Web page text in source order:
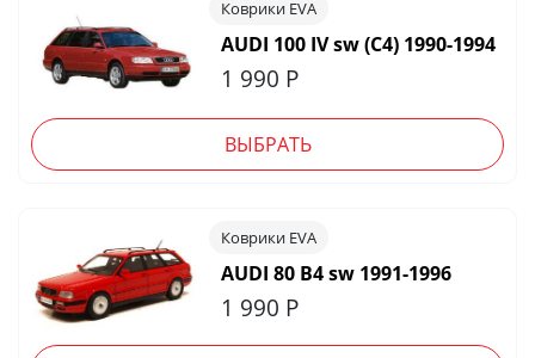
Коврики EVA
AUDI 100 IV sw (C4) 1990-1994
1 990 Р
ВЫБРАТЬ
Коврики EVA
AUDI 80 B4 sw 1991-1996
1 990 Р